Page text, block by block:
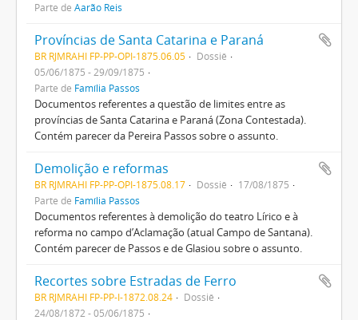
Parte de Aarão Reis
Províncias de Santa Catarina e Paraná
BR RJMRAHI FP-PP-OPI-1875.06.05
Dossiê
05/06/1875 - 29/09/1875
Parte de Família Passos
Documentos referentes a questão de limites entre as
províncias de Santa Catarina e Paraná (Zona Contestada).
Contém parecer da Pereira Passos sobre o assunto.
Demolição e reformas
BR RJMRAHI FP-PP-OPI-1875.08.17 Dossiê
17/08/1875
Parte de Família Passos
Documentos referentes à demolição do teatro Lírico e à
reforma no campo d’Aclamação (atual Campo de Santana).
Contém parecer de Passos e de Glasiou sobre o assunto.
Recortes sobre Estradas de Ferro
BR RJMRAHI FP-PP-I-1872.08.24
Dossiê
24/08/1872 - 05/06/1875